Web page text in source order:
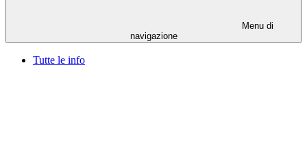
Menu di
navigazione
Tutte le info